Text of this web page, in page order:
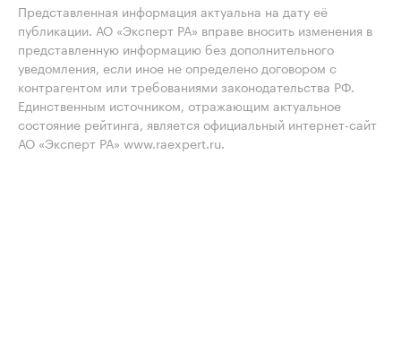
Представленная информация актуальна на дату её
публикации. АО «Эксперт РА» вправе вносить изменения в
представленную информацию без дополнительного
уведомления, если иное не определено договором с
контрагентом или требованиями законодательства РФ.
Единственным источником, отражающим актуальное
состояние рейтинга, является официальный интернет-сайт
АО «Эксперт РА» www.raexpert.ru.